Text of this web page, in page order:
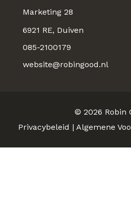
Marketing 28
6921 RE, Duiven
085-2100179
website@robingood.nl
© 2026 Robin
Privacybeleid | Algemene